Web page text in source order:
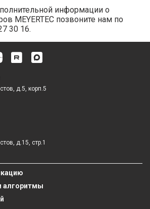
информации о
MEYERTEC позвоните нам по
30 16.
д.5, корп.5
д.15, стр.1
алгоритмы